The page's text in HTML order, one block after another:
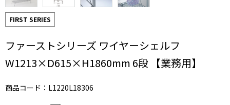
FIRST SERIES
ファーストシリーズ ワイヤーシェルフ
W1213×D615×H1860mm 6段 【業務用】
商品コード：L1220L18306